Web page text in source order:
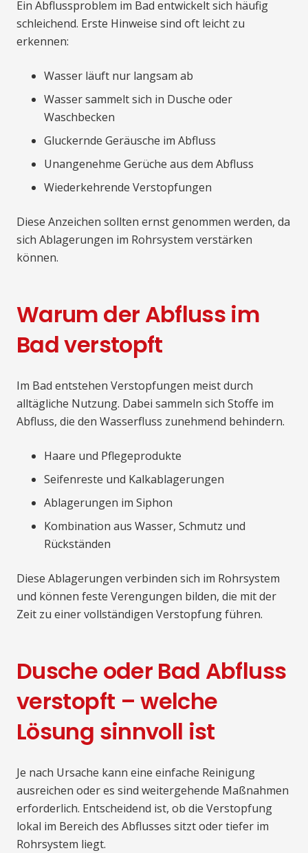
Ein Abflussproblem im Bad entwickelt sich häufig
schleichend. Erste Hinweise sind oft leicht zu
erkennen:
Wasser läuft nur langsam ab
Wasser sammelt sich in Dusche oder
Waschbecken
Gluckernde Geräusche im Abfluss
Unangenehme Gerüche aus dem Abfluss
Wiederkehrende Verstopfungen
Diese Anzeichen sollten ernst genommen werden, da
sich Ablagerungen im Rohrsystem verstärken
können.
Warum der Abfluss im
Bad verstopft
Im Bad entstehen Verstopfungen meist durch
alltägliche Nutzung. Dabei sammeln sich Stoffe im
Abfluss, die den Wasserfluss zunehmend behindern.
Haare und Pflegeprodukte
Seifenreste und Kalkablagerungen
Ablagerungen im Siphon
Kombination aus Wasser, Schmutz und
Rückständen
Diese Ablagerungen verbinden sich im Rohrsystem
und können feste Verengungen bilden, die mit der
Zeit zu einer vollständigen Verstopfung führen.
Dusche oder Bad Abfluss
verstopft – welche
Lösung sinnvoll ist
Je nach Ursache kann eine einfache Reinigung
ausreichen oder es sind weitergehende Maßnahmen
erforderlich. Entscheidend ist, ob die Verstopfung
lokal im Bereich des Abflusses sitzt oder tiefer im
Rohrsystem liegt.